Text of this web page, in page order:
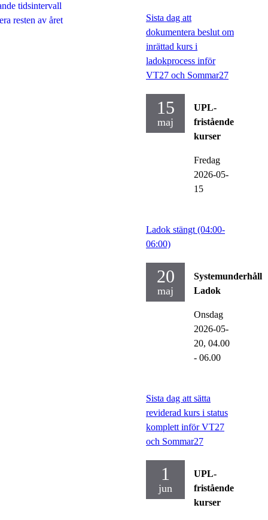
Sista dag att
dokumentera beslut om
inrättad kurs i
ladokprocess inför
VT27 och Sommar27
15
maj
UPL-
fristående
kurser
Fredag
2026-05-
15
Ladok stängt (04:00-
06:00)
20
maj
Systemunderhåll
Ladok
Onsdag
2026-05-
20, 04.00
- 06.00
Sista dag att sätta
reviderad kurs i status
komplett inför VT27
och Sommar27
1
jun
UPL-
fristående
kurser
tidsintervall
resten av året